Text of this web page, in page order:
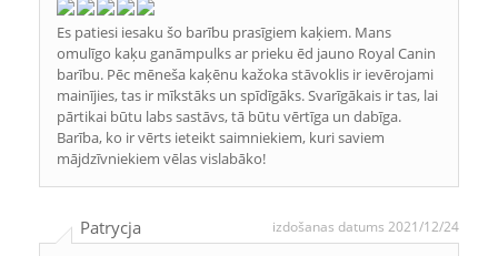
Es patiesi iesaku šo barību prasīgiem kaķiem. Mans
omulīgo kaķu ganāmpulks ar prieku ēd jauno Royal Canin
barību. Pēc mēneša kaķēnu kažoka stāvoklis ir ievērojami
mainījies, tas ir mīkstāks un spīdīgāks. Svarīgākais ir tas, lai
pārtikai būtu labs sastāvs, tā būtu vērtīga un dabīga.
Barība, ko ir vērts ieteikt saimniekiem, kuri saviem
mājdzīvniekiem vēlas vislabāko!
Patrycja izdošanas datums 2021/12/24